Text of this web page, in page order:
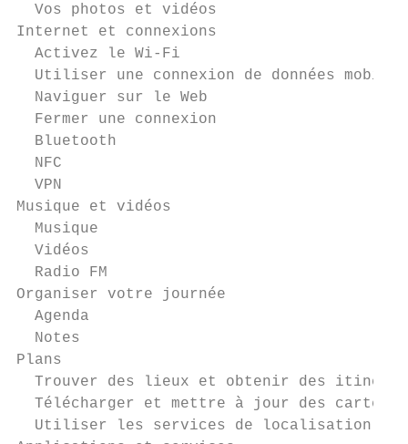
Vos photos et vidéos
Internet et connexions
Activez le Wi-Fi
Utiliser une connexion de données
Naviguer sur le Web
Fermer une connexion
Bluetooth
NFC
VPN
Musique et vidéos
Musique
Vidéos
Radio FM
Organiser votre journée
Agenda
Notes
Plans
Trouver des lieux et obtenir des
Télécharger et mettre à jour des cartes
Utiliser les services de localisation